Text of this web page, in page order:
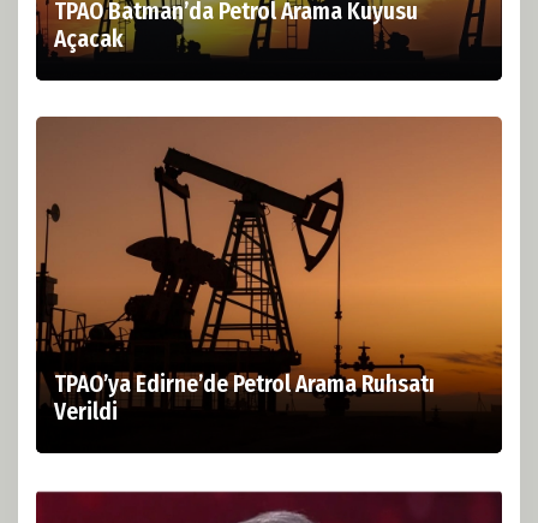
TPAO Batman’da Petrol Arama Kuyusu
Açacak
TPAO’ya Edirne’de Petrol Arama Ruhsatı
Verildi